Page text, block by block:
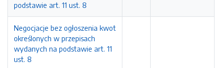
podstawie art. 11 ust. 8
Negocjacje bez ogłoszenia kwot
określonych w przepisach
wydanych na podstawie art. 11
ust. 8